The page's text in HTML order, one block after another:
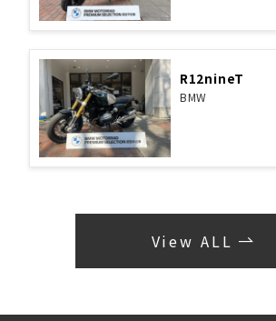
R12nineT
BMW
View ALL